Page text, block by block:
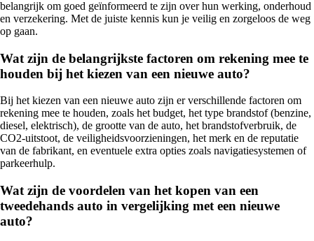
belangrijk om goed geïnformeerd te zijn over hun werking, onderhoud
en verzekering. Met de juiste kennis kun je veilig en zorgeloos de weg
op gaan.
Wat zijn de belangrijkste factoren om rekening mee te
houden bij het kiezen van een nieuwe auto?
Bij het kiezen van een nieuwe auto zijn er verschillende factoren om
rekening mee te houden, zoals het budget, het type brandstof (benzine,
diesel, elektrisch), de grootte van de auto, het brandstofverbruik, de
CO2-uitstoot, de veiligheidsvoorzieningen, het merk en de reputatie
van de fabrikant, en eventuele extra opties zoals navigatiesystemen of
parkeerhulp.
Wat zijn de voordelen van het kopen van een
tweedehands auto in vergelijking met een nieuwe
auto?